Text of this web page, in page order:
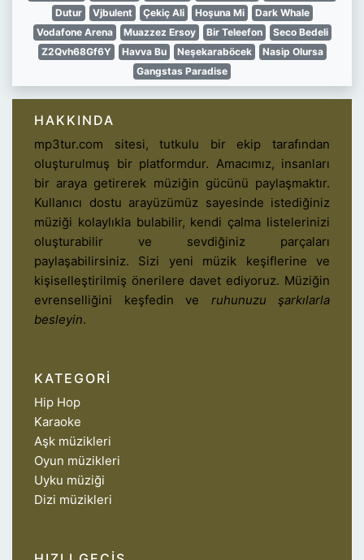
Dutur
Vjbulent Çekiç Ali Hoşuna Mi
Dark Whale
Vodafone Arena
Muazzez Ersoy Bir Teleefon
Seco Bedeli
Z2Qvh68Gf6Y
Havva Bu Neşekaraböcek
Nasip Olursa
Gangstas Paradise
HAKKINDA
mp3tur.com sitesi, tutkulu bir ekip tarafından
oluşturulmuş bir platformdur. Amacımız, insanları
bir araya getirerek müziğin gücünü paylaşmaktır.
Kullanıcı dostu arayüzümüz sayesinde istediğiniz
müziği kolaylıkla bulabilir, kendi çalma listelerinizi
oluşturabilir ve sevdiğiniz parçaları
paylaşabilirsiniz. Sizi yeni müzik keşiflerine ve
kişiselleştirilmiş önerilere davet ediyoruz. Müziğin
evrenselliğini keşfedin ve ruhunuzu şarkılarla
besleyin.
KATEGORI
Hip Hop
Karaoke
Aşk müzikleri
Oyun müzikleri
Uyku müziği
Dizi müzikleri